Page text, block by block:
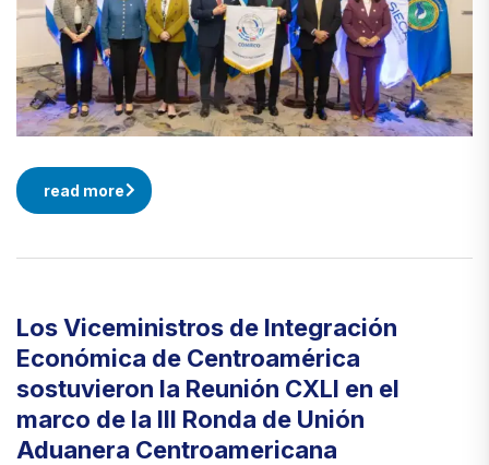
read more
Los Viceministros de Integración
Económica de Centroamérica
sostuvieron la Reunión CXLI en el
marco de la III Ronda de Unión
Aduanera Centroamericana